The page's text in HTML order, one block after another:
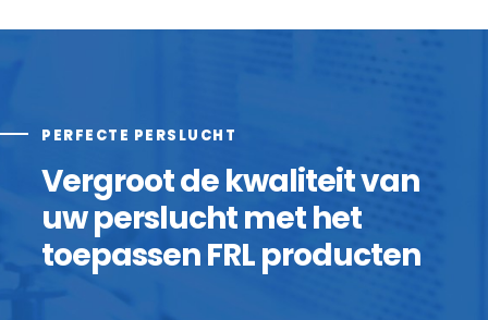
PERFECTE PERSLUCHT
Vergroot de kwaliteit van
uw perslucht met het
toepassen FRL producten